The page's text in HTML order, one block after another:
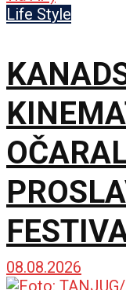
Life Style
08.08.2026